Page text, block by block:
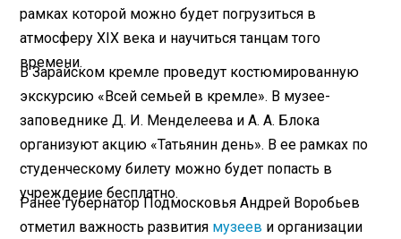
рамках которой можно будет погрузиться в
атмосферу XIX века и научиться танцам того
времени.
В Зарайском кремле проведут костюмированную
экскурсию «Всей семьей в кремле». В музее-
заповеднике Д. И. Менделеева и А. А. Блока
организуют акцию «Татьянин день». В ее рамках по
студенческому билету можно будет попасть в
учреждение бесплатно.
Ранее губернатор Подмосковья Андрей Воробьев
отметил важность развития музеев и организации